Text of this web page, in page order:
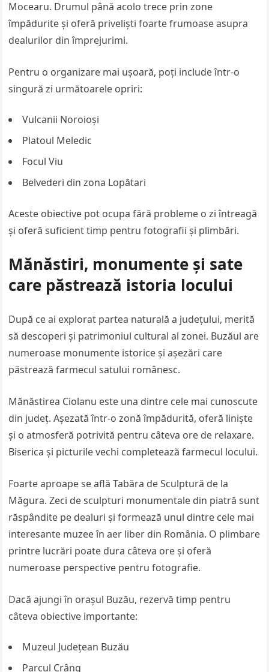
Mocearu. Drumul până acolo trece prin zone
împădurite și oferă priveliști foarte frumoase asupra
dealurilor din împrejurimi.
Pentru o organizare mai ușoară, poți include într-o
singură zi următoarele opriri:
Vulcanii Noroioși
Platoul Meledic
Focul Viu
Belvederi din zona Lopătari
Aceste obiective pot ocupa fără probleme o zi întreagă
și oferă suficient timp pentru fotografii și plimbări.
Mănăstiri, monumente și sate
care păstrează istoria locului
După ce ai explorat partea naturală a județului, merită
să descoperi și patrimoniul cultural al zonei. Buzăul are
numeroase monumente istorice și așezări care
păstrează farmecul satului românesc.
Mănăstirea Ciolanu este una dintre cele mai cunoscute
din județ. Așezată într-o zonă împădurită, oferă liniște
și o atmosferă potrivită pentru câteva ore de relaxare.
Biserica și picturile vechi completează farmecul locului.
Foarte aproape se află Tabăra de Sculptură de la
Măgura. Zeci de sculpturi monumentale din piatră sunt
răspândite pe dealuri și formează unul dintre cele mai
interesante muzee în aer liber din România. O plimbare
printre lucrări poate dura câteva ore și oferă
numeroase perspective pentru fotografie.
Dacă ajungi în orașul Buzău, rezervă timp pentru
câteva obiective importante:
Muzeul Județean Buzău
Parcul Crâng